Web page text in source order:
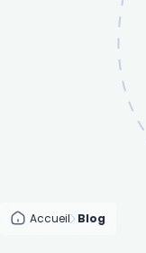
Accueil Blog